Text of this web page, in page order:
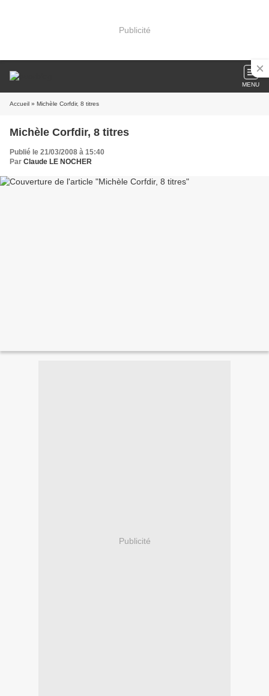
Publicité
MENU
Accueil » Michèle Corfdir, 8 titres
Michèle Corfdir, 8 titres
Publié le 21/03/2008 à 15:40
Par Claude LE NOCHER
Publicité